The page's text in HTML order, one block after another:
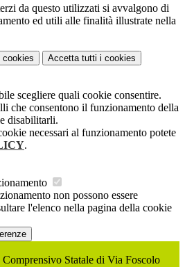
da questo utilizzati si avvalgono di
ed utili alle finalità illustrate nella
cookies Accetta tutti i cookies
scegliere quali cookie consentire.
che consentono il funzionamento della
disabilitarli.
necessari al funzionamento potete
.
non possono essere
l'elenco nella pagina della cookie
Statale di Via Foscolo